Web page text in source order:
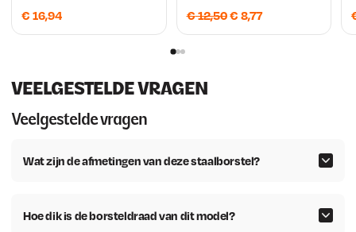
€ 16,94
€12,50O
o
k
i
€ 8,77H
u
VEELGESTELDE VRAGEN
Veelgestelde vragen
Wat zijn de afmetingen van deze staalborstel?
Hoe dik is de borsteldraad van dit model?